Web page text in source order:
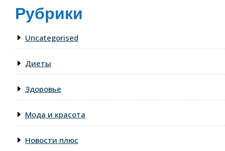
Рубрики
Uncategorised
Диеты
Здоровье
Мода и красота
Новости плюс